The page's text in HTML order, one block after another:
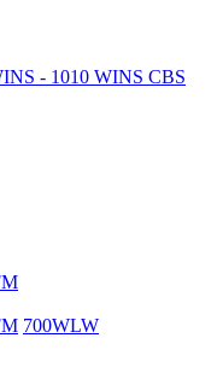
- 1010 WINS CBS
700WLW